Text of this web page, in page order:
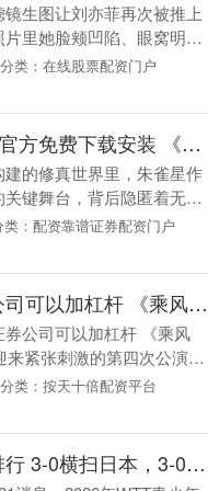
生图让刘亦菲再次被推上
片里她脸颊凹陷、眼窝明
瘦得脱相，“神仙姐姐”的
，背....
分类：在线股票配资门户
配资网app官方免费下载安装 《仙逆》朱雀星：问鼎强者的权谋悲歌与王林的逆袭之光
的修真世界里，朱雀星作
键舞台，背后隐匿着无数
与挣扎。其中，三位问鼎
野心....
类：配资靠谱证券配资门户
哪个证券公司可以加杠杆 《乘风2026》公演进行时，部分姐姐热度口碑待提升
券公司可以加杠杆 《乘风
来紧张刺激的第四次公演。
虽争议不断，但也成功捧
分类：按天十倍配资平台
配资公司排行 3-0横扫日本，3-0、3-1、3-2，中国女乒4小将刘子菱、杜韩静6连胜晋级